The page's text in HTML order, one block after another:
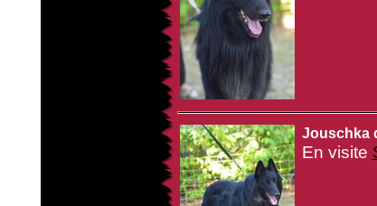
Jouschka
En visite